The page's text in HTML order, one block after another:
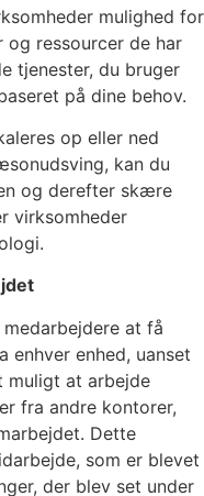
mulighed for
ressourcer de har
tjenester, du bruger
på dine behov.
op eller ned
kan du
og derefter skære
virksomheder
at få
enhed, uanset
muligt at arbejde
fra andre kontorer,
Dette
som er blevet
der blev set under